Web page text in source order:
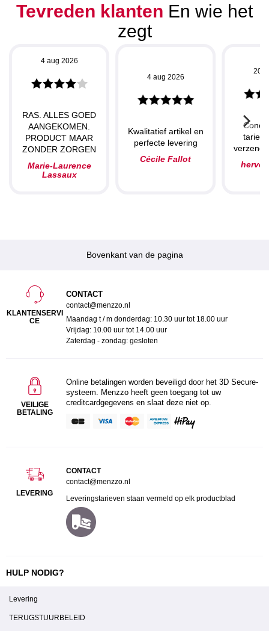
Tevreden klanten En wie het
zegt
4 aug 2026
RAS. ALLES GOED
AANGEKOMEN.
PRODUCT MAAR
ZONDER ZORGEN
Marie-Laurence
Lassaux
4 aug 2026
Kwalitatief artikel en
perfecte levering
Cécile Fallot
20
herve
Bovenkant van de pagina
KLANTENSERVI
CE
CONTACT
contact@menzzo.nl
Maandag t / m donderdag: 10.30 uur tot 18.00 uur
Vrijdag: 10.00 uur tot 14.00 uur
Zaterdag - zondag: gesloten
VEILIGE
BETALING
Online betalingen worden beveiligd door het 3D Secure-
systeem. Menzzo heeft geen toegang tot uw
creditcardgegevens en slaat deze niet op.
LEVERING
CONTACT
contact@menzzo.nl
Leveringstarieven staan vermeld op elk productblad
HULP NODIG?
Levering
TERUGSTUURBELEID